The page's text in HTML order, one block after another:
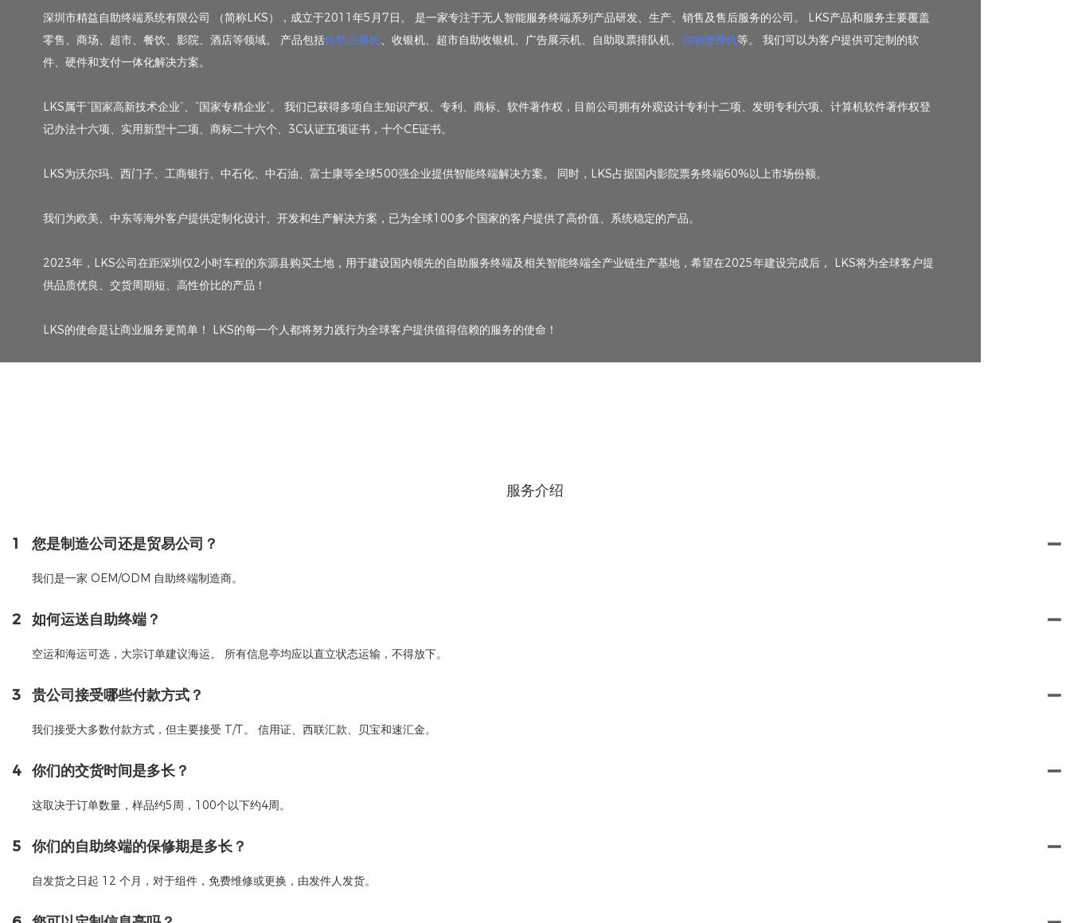
深圳市精益自助终端系统有限公司 （简称LKS），成立于2011年5月7日。 是一家专注于无人智能服务终端系列产品研发、生产、销售及售后服务的公司。 LKS产品和服务主要覆盖
零售、商场、超市、餐饮、影院、酒店等领域。 产品包括自助点餐机、收银机、超市自助收银机、广告展示机、自助取票排队机、 自助缴费机等。 我们可以为客户提供可定制的软
件、硬件和支付一体化解决方案。
LKS属于“国家高新技术企业”、“国家专精企业”。 我们已获得多项自主知识产权、专利、商标、软件著作权，目前公司拥有外观设计专利十二项、发明专利六项、计算机软件著作权登
记办法十六项、实用新型十二项、商标二十六个、3C认证五项证书，十个CE证书。
LKS为沃尔玛、西门子、工商银行、中石化、中石油、富士康等全球500强企业提供智能终端解决方案。 同时，LKS占据国内影院票务终端60%以上市场份额。
我们为欧美、中东等海外客户提供定制化设计、开发和生产解决方案，已为全球100多个国家的客户提供了高价值、系统稳定的产品。
2023年，LKS公司在距深圳仅2小时车程的东源县购买土地，用于建设国内领先的自助服务终端及相关智能终端全产业链生产基地，希望在2025年建设完成后， LKS将为全球客户提
供品质优良、交货周期短、高性价比的产品！
LKS的使命是让商业服务更简单！ LKS的每一个人都将努力践行为全球客户提供值得信赖的服务的使命！
服务介绍
1 您是制造公司还是贸易公司？
我们是一家 OEM/ODM 自助终端制造商。
2 如何运送自助终端？
空运和海运可选，大宗订单建议海运。 所有信息亭均应以直立状态运输，不得放下。
3 贵公司接受哪些付款方式？
我们接受大多数付款方式，但主要接受 T/T。 信用证、西联汇款、贝宝和速汇金。
4 你们的交货时间是多长？
这取决于订单数量，样品约5周，100个以下约4周。
5 你们的自助终端的保修期是多长？
自发货之日起 12 个月，对于组件，免费维修或更换，由发件人发货。